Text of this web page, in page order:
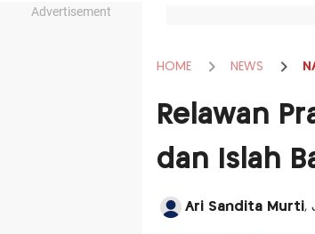
Advertisement
HOME NEWS
Relawan
dan Islah
Ari Sandita Murti,